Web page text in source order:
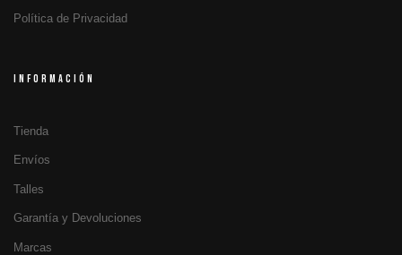
Política de Privacidad
INFORMACIÓN
Tienda
Envíos
Talles
Garantía y Devoluciones
Marcas